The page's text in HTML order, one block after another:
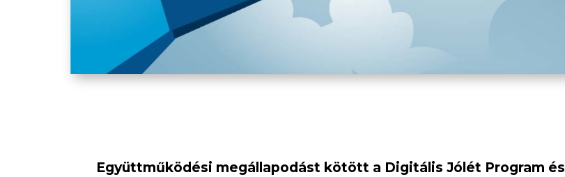
Együttműködési megállapodást kötött a Digitális Jólét Program és